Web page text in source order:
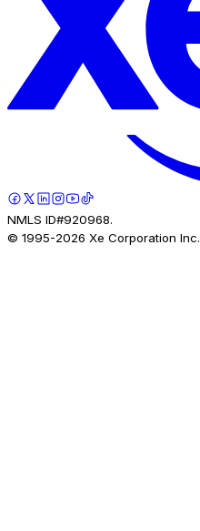
NMLS ID#920968.
© 1995-2026 Xe Corporation Inc.